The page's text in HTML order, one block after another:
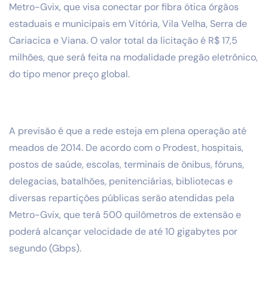
Metro-Gvix, que visa conectar por fibra ótica órgãos
estaduais e municipais em Vitória, Vila Velha, Serra de
Cariacica e Viana. O valor total da licitação é R$ 17,5
milhões, que será feita na modalidade pregão eletrônico,
do tipo menor preço global.
A previsão é que a rede esteja em plena operação até
meados de 2014. De acordo com o Prodest, hospitais,
postos de saúde, escolas, terminais de ônibus, fóruns,
delegacias, batalhões, penitenciárias, bibliotecas e
diversas repartições públicas serão atendidas pela
Metro-Gvix, que terá 500 quilômetros de extensão e
poderá alcançar velocidade de até 10 gigabytes por
segundo (Gbps).